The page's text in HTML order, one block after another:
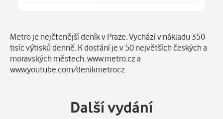
Popis
Metro je nejčtenější deník v Praze. Vychází v nákladu 350
tisíc výtisků denně. K dostání je v 50 největších českých a
moravských městech. www.metro.cz a
www.youtube.com/denikmetrocz
Další vydání